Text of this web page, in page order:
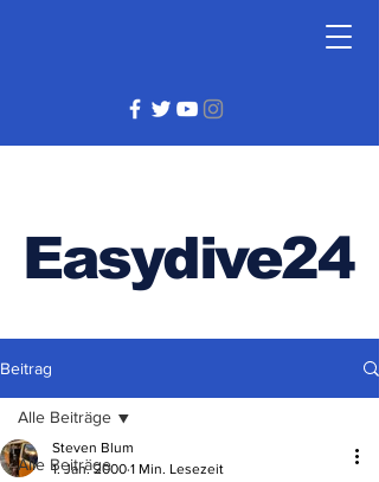
Easydive24
Beitrag
Alle Beiträge
Alle Beiträge
Steven Blum
1. Jan. 2000 1 Min. Lesezeit